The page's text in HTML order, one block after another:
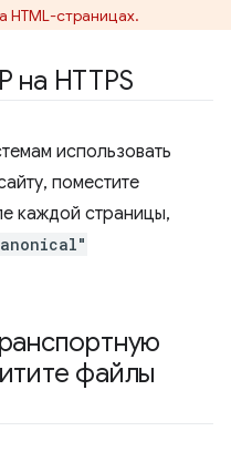
HTML-страницах.
на HTTPS
использовать
поместите
каждой страницы,
файлы